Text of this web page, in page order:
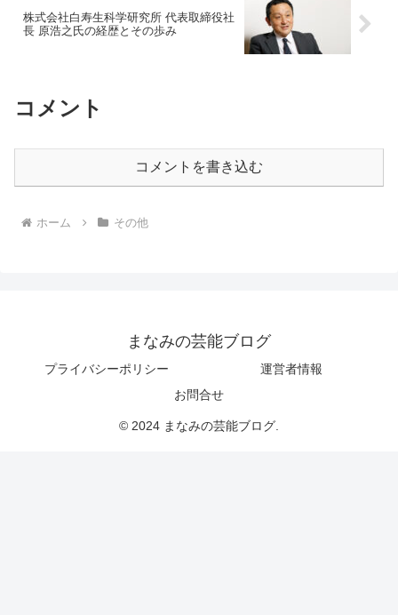
株式会社白寿生科学研究所 代表取締役社
長 原浩之氏の経歴とその歩み
コメント
コメントを書き込む
ホーム その他
まなみの芸能ブログ
プライバシーポリシー
運営者情報
お問合せ
© 2024 まなみの芸能ブログ.